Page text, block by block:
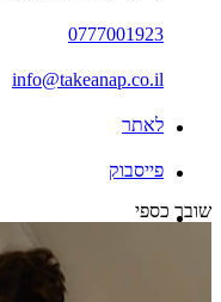
0777001923
info@takeanap.co.il
לאתר
פייסבוק
שובר כספי